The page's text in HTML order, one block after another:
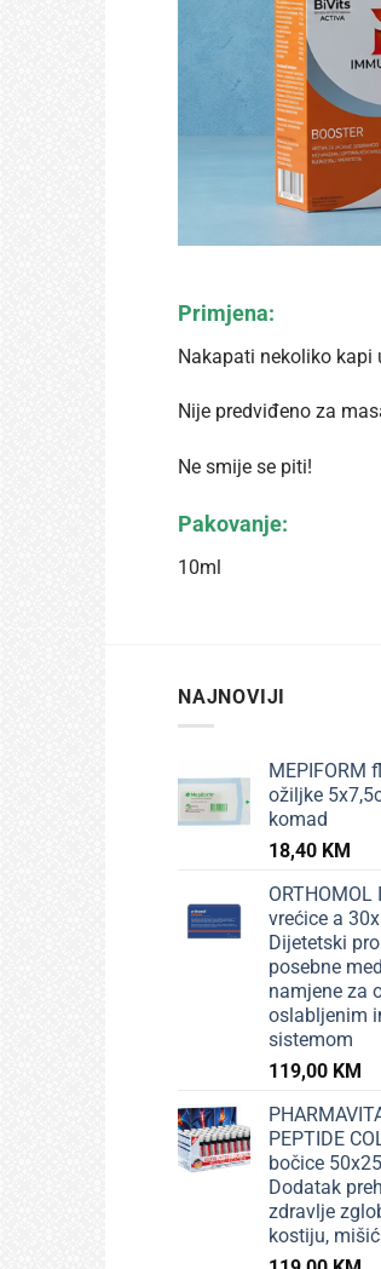
Primjena:
Nakapati nekoliko kapi
Nije predviđeno za
Ne smije se piti!
Pakovanje:
10ml
NAJNOVIJI
MEPIFORM
ožiljke
komad
18,40 KM
ORTHOMOL
vrećice a
Dijetetski
posebne
namjene za
oslabljenim
sistemom
119,00 KM
PEPTIDE
bočice
Dodatak
zdravlje
kostiju,